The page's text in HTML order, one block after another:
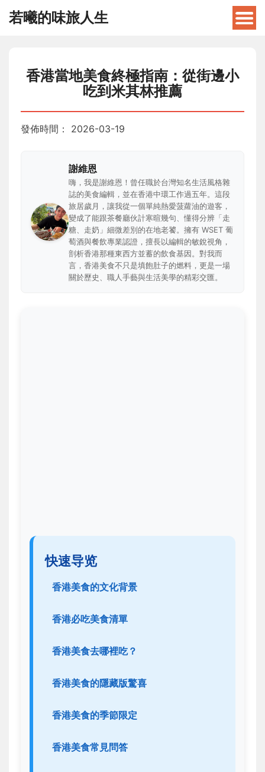
若曦的味旅人生
香港當地美食終極指南：從街邊小
吃到米其林推薦
發佈時間： 2026-03-19
謝維恩
嗨，我是謝維恩！曾任職於台灣知名生活風格雜
誌的美食編輯，並在香港中環工作過五年。這段
旅居歲月，讓我從一個單純熱愛菠蘿油的遊客，
變成了能跟茶餐廳伙計寒暄幾句、懂得分辨「走
糖、走奶」細微差別的在地老饕。擁有 WSET 葡
萄酒與餐飲專業認證，擅長以編輯的敏銳視角，
剖析香港那種東西方並蓄的飲食基因。對我而
言，香港美食不只是填飽肚子的燃料，更是一場
關於歷史、職人手藝與生活美學的精彩交匯。
快速导览
香港美食的文化背景
香港必吃美食清單
香港美食去哪裡吃？
香港美食的隱藏版驚喜
香港美食的季節限定
香港美食常見問答